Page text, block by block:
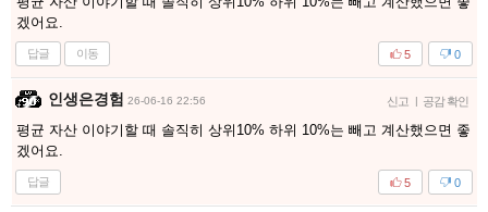
겠어요.
답글 이동 0
5
인생은경험 26-06-16 22:56 신고 | 공감 확인
평균 자산 이야기할 때 솔직히 상위10% 하위 10%는 빼고 계산했으면 좋
겠어요.
답글 0
5